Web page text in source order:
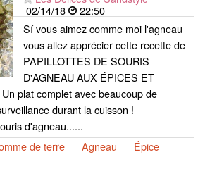
02/14/18
22:50
Sí vous aimez comme moi l'agneau
vous allez apprécier cette recette de
PAPILLOTTES DE SOURIS
D'AGNEAU AUX ÉPICES ET
plat complet avec beaucoup de
durant la cuisson !
d'agneau......
de terre Agneau Épice